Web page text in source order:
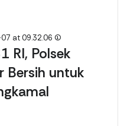
RI, Polsek
Bersih untuk